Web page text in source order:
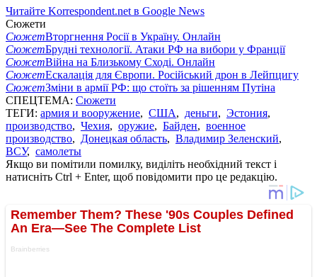
Читайте Korrespondent.net в Google News
Сюжети
СюжетВторгнення Росії в Україну. Онлайн
СюжетБрудні технології. Атаки РФ на вибори у Франції
СюжетВійна на Близькому Сході. Онлайн
СюжетЕскалація для Європи. Російський дрон в Лейпцигу
СюжетЗміни в армії РФ: що стоїть за рішенням Путіна
СПЕЦТЕМА: Сюжети
ТЕГИ: армия и вооружение, США, деньги, Эстония,
производство, Чехия, оружие, Байден, военное
производство, Донецкая область, Владимир Зеленский,
ВСУ, самолеты
Якщо ви помітили помилку, виділіть необхідний текст і
натисніть Ctrl + Enter, щоб повідомити про це редакцію.